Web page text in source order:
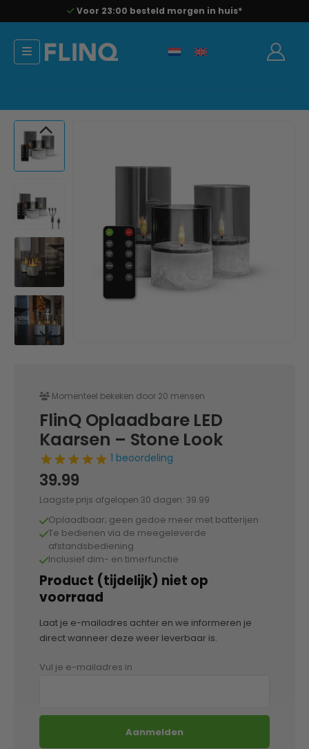
Voor 23:00 besteld morgen in huis*
Momenteel bekeken door 20 mensen
FlinQ Oplaadbare LED
Kaarsen – Stone Look
1 beoordeling
39.99
Laagste prijs afgelopen 30 dagen:39.99
Oplaadbaar; geen gedoe meer met batterijen
Te bedienen via de meegeleverde
afstandsbediening
Inclusief dim- en timerfunctie
Product (tijdelijk) niet op
voorraad
Laat je e-mailadres achter en we informeren je
direct wanneer deze weer leverbaar is.
Vul je e-mailadres in